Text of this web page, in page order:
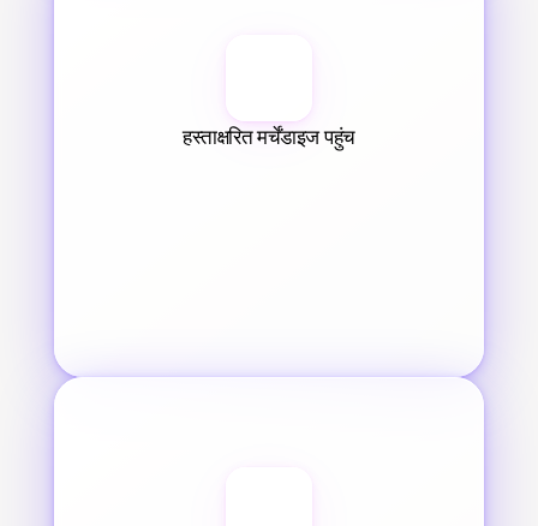
हस्ताक्षरित मर्चेंडाइज पहुंच